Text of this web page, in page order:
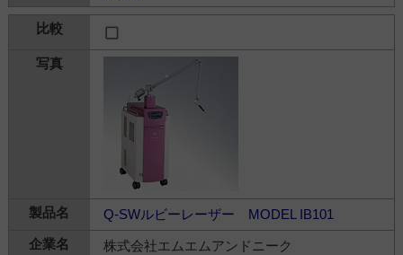
Q-SWルビーレーザー MODEL IB101
株式会社エムエムアンドニーク